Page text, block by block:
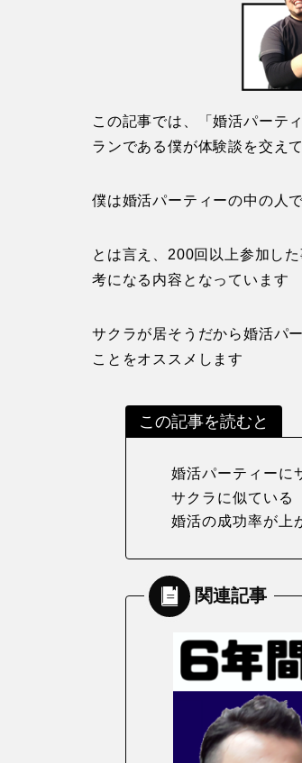
この記事では、「婚活パーテ
ランである僕が体験談を交え
僕は婚活パーティーの中の人
とは言え、200回以上参加し
考になる内容となっています
サクラが居そうだから婚活パ
ことをオススメします
この記事を読むと
婚活パーティーに
サクラに似ている
婚活の成功率が上